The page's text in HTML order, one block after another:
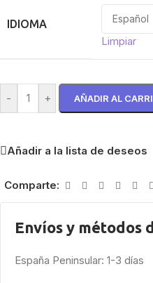
IDIOMA
Limpiar
- + AÑADIR AL
Añadir a la lista de deseos
Comparte:
Envíos y métodos
España Peninsular: 1-3 días